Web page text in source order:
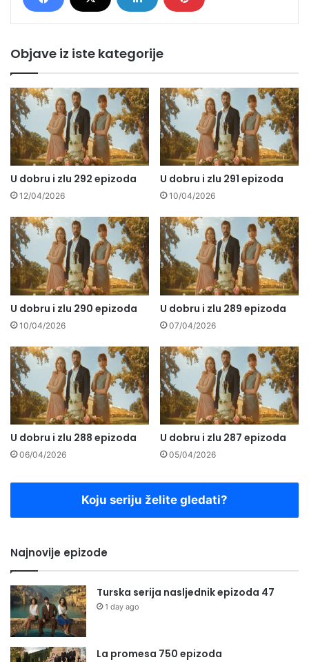
Objave iz iste kategorije
U dobru i zlu 292 epizoda
12/04/2026
U dobru i zlu 291 epizoda
10/04/2026
U dobru i zlu 290 epizoda
10/04/2026
U dobru i zlu 289 epizoda
07/04/2026
U dobru i zlu 288 epizoda
06/04/2026
U dobru i zlu 287 epizoda
05/04/2026
Koju seriju želite gledati?
Najnovije epizode
Turska serija nasljednik epizoda 47
1 day ago
La promesa 750 epizoda